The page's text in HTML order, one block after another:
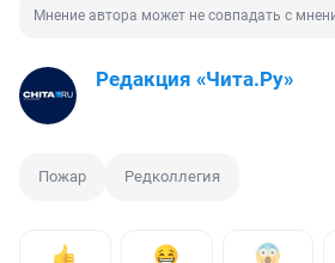
Мнение автора может не совпадать с
Редакция «Чита.Ру»
Пожар Редколлегия